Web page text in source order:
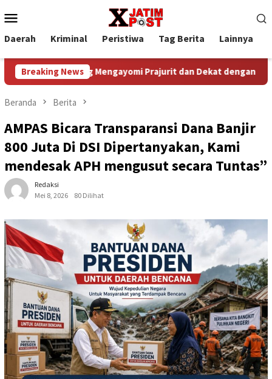
ke
kontenMobile
Daerah Kriminal Peristiwa Tag Berita Lainnya
Breaking News
yang Mengayomi Prajurit dan Dekat dengan Rakyat
Beranda Berita
AMPAS Bicara Transparansi Dana Banjir
800 Juta Di DSI Dipertanyakan, Kami
mendesak APH mengusut secara Tuntas”
Redaksi
Mei 8, 2026
80 Dilihat